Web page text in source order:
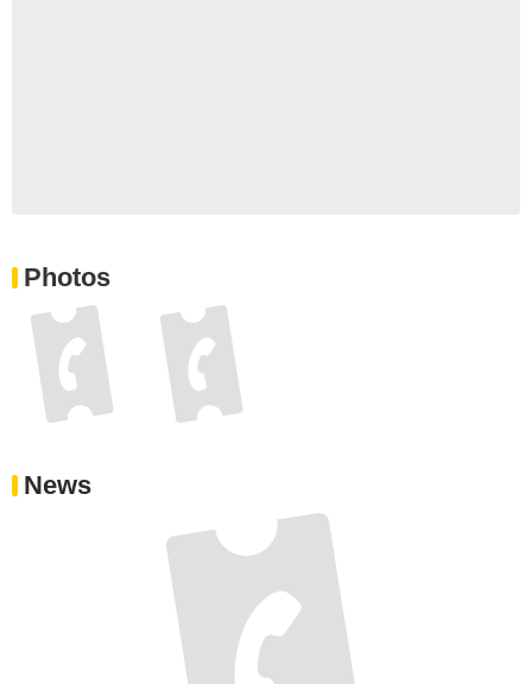
Photos
News